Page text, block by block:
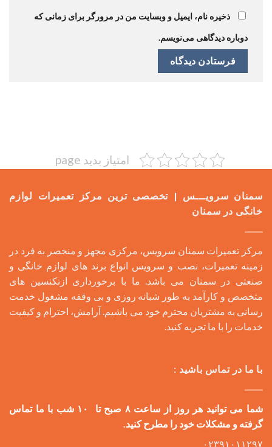
ذخیره نام، ایمیل و وبسایت من در مرورگر برای زمانی که
دوباره دیدگاهی می‌نویسم.
امتیاز بدید page
سمنان سرویـــس | تخصصی ترین مرکز تعمیرات لوازم
خانگی در سمنان
مرکز تعمیرات سمنان سرویس، مرکزی مجهز و منحصر به فرد در
زمینه تعمیرات، نصب و سرویس انواع برند های لوازم خانگی و
صنعتی در سمنان می باشد. ما با برخورداری ازتکنسین های
متخصص و کارآمد به طور شبانه روزی و بی وقفه مشغول خدمت
رسانی به مشتریان محترم خود می باشیم. آرامش، احترام و کیفیت
خدمات را با ما تجربه کنید.
با ما در تماس باشید :
شما می توانید هر روز از ساعت ۸ صبح تا ۱۰ شب با ما تماس
گرفته و مشکلات خود را مطرح کنید.
۰۲۳۹۱۰۱۱۲۹۷